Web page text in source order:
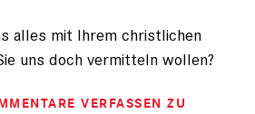
alles mit Ihrem christlichen
uns doch vermitteln wollen?
VERFASSEN ZU